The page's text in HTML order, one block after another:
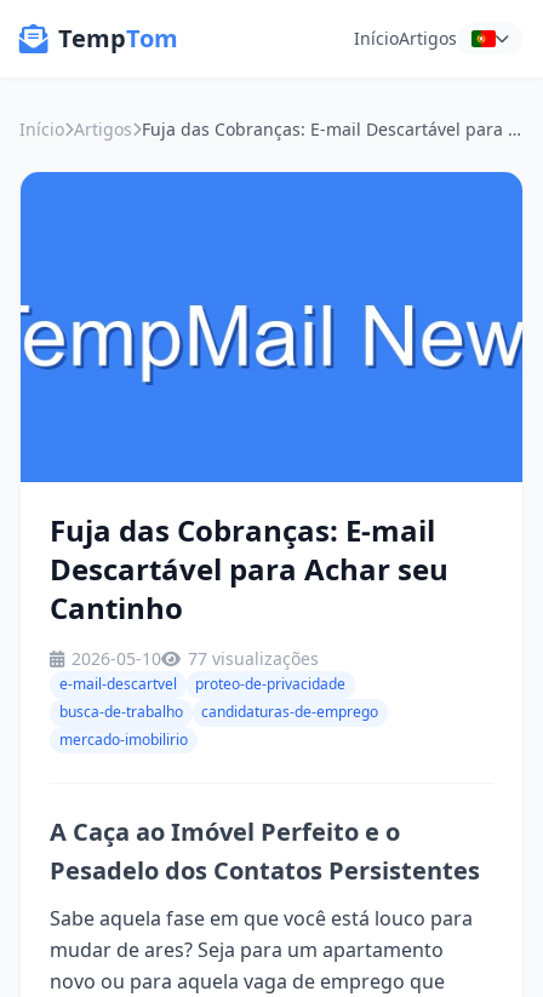
TempTom InícioArtigos
Início Artigos Fuja das Cobranças: E-mail Descartável para Achar seu Cantinho
Fuja das Cobranças: E-mail
Descartável para Achar seu
Cantinho
2026-05-10 77 visualizações
e-mail-descartvel
proteo-de-privacidade
busca-de-trabalho
candidaturas-de-emprego
mercado-imobilirio
A Caça ao Imóvel Perfeito e o
Pesadelo dos Contatos Persistentes
Sabe aquela fase em que você está louco para
mudar de ares? Seja para um apartamento
novo ou para aquela vaga de emprego que